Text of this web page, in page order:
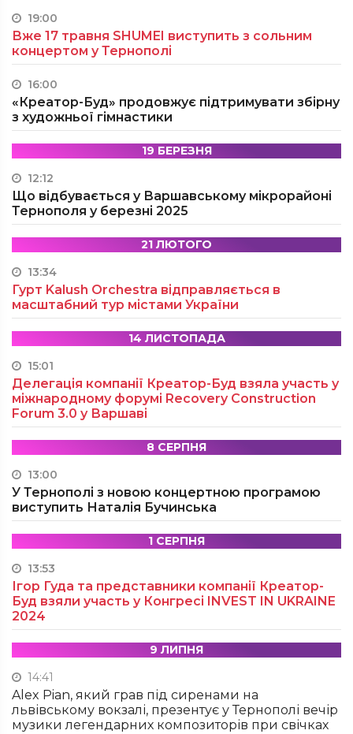
19:00
Вже 17 травня SHUMEI виступить з сольним
концертом у Тернополі
16:00
«Креатор-Буд» продовжує підтримувати збірну
з художньої гімнастики
19 БЕРЕЗНЯ
12:12
Що відбувається у Варшавському мікрорайоні
Тернополя у березні 2025
21 ЛЮТОГО
13:34
Гурт Kalush Orchestra відправляється в
масштабний тур містами України
14 ЛИСТОПАДА
15:01
Делегація компанії Креатор-Буд взяла участь у
міжнародному форумі Recovery Construction
Forum 3.0 у Варшаві
8 СЕРПНЯ
13:00
У Тернополі з новою концертною програмою
виступить Наталія Бучинська
1 СЕРПНЯ
13:53
Ігор Гуда та представники компанії Креатор-
Буд взяли участь у Конгресі INVEST IN UKRAINE
2024
9 ЛИПНЯ
14:41
Alex Pian, який грав під сиренами на
львівському вокзалі, презентує у Тернополі вечір
музики легендарних композиторів при свічках